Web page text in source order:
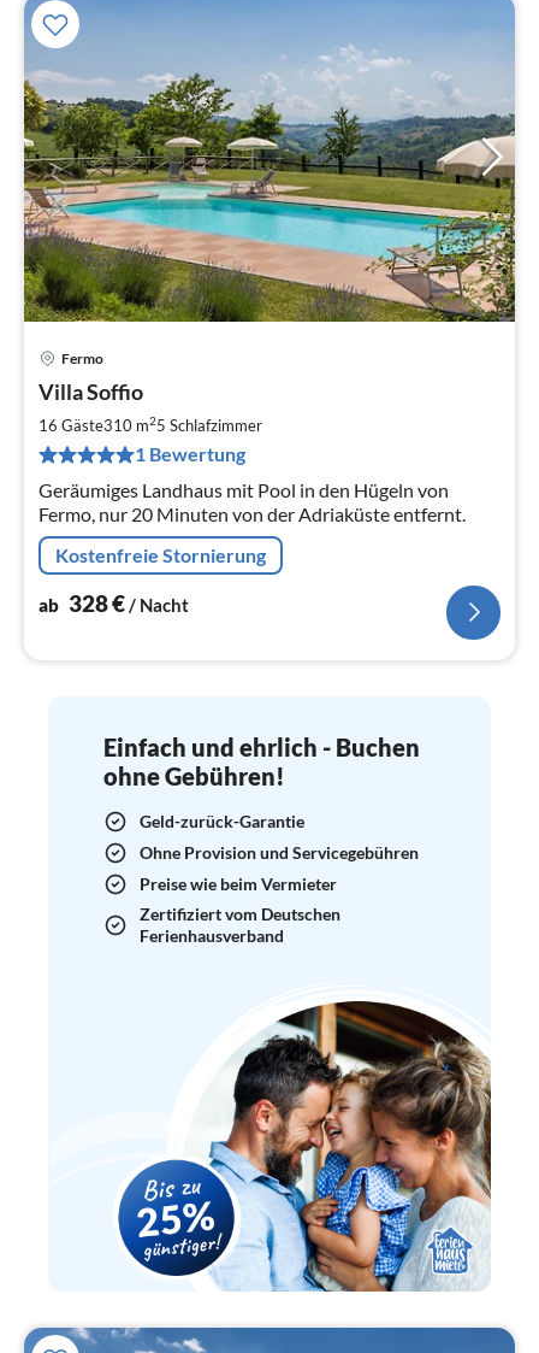
Fermo
Villa Soffio
16 Gäste310 m25 Schlafzimmer
1 Bewertung
Geräumiges Landhaus mit Pool in den Hügeln von
Fermo, nur 20 Minuten von der Adriaküste entfernt.
Kostenfreie Stornierung
ab 328€/ Nacht
Einfach und ehrlich - Buchen
ohne Gebühren!
Geld-zurück-Garantie
Ohne Provision und Servicegebühren
Preise wie beim Vermieter
Zertifiziert vom Deutschen
Ferienhausverband